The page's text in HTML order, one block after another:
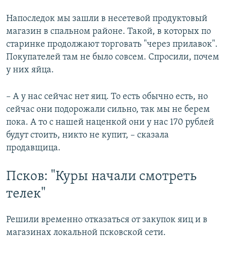
Напоследок мы зашли в несетевой продуктовый
магазин в спальном районе. Такой, в которых по
старинке продолжают торговать "через прилавок".
Покупателей там не было совсем. Спросили, почем
у них яйца.
– А у нас сейчас нет яиц. То есть обычно есть, но
сейчас они подорожали сильно, так мы не берем
пока. А то с нашей наценкой они у нас 170 рублей
будут стоить, никто не купит, – сказала
продавщица.
Псков: "Куры начали смотреть
телек"
Решили временно отказаться от закупок яиц и в
магазинах локальной псковской сети.